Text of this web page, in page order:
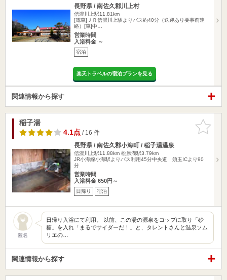
長野県 / 南佐久郡川上村
信濃川上駅11.81km
[電車]ＪＲ信濃川上駅よりバス約40分（送迎あり要事前連
絡）[車]中…
営業時間
入浴料金 ～
宿泊
楽天トラベルの宿泊プランを見る
関連情報から探す
お気に入
りに追加
稲子湯
4.1点/ 16 件
長野県 / 南佐久郡小海町 / 稲子湯温泉
信濃川上駅11.88km 松原湖駅3.79km
JR小海線小海駅よりバス利用45分中央道 須玉ICより90
分
営業時間
入浴料金 650円～
日帰り 宿泊
匿名
日帰り入浴にて利用。 以前、この湯の源泉をコップに取り「砂
糖」を入れ「まるでサイダーだ！」と、タレントさんと温泉ソム
リエの…
関連情報から探す